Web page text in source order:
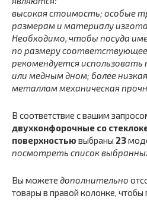
высокая стоимость; особые
размерам и материалу
Необходимо, чтобы посуда
по размеру
рекомендуется
или медным дном; более
металлом механическая
В соответствие с вашим
двухконфорочные со
поверхностью выбраны 23
посмотреть список
Вы можете дополнительно
товары в правой колонке,